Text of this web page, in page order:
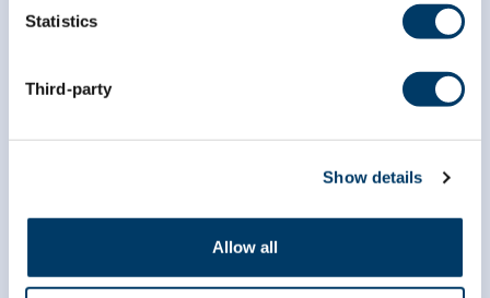
Statistics
Third-party
Show details
Allow all